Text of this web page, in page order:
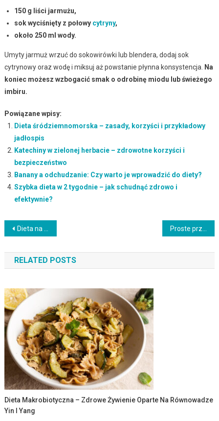
150 g liści jarmużu,
sok wyciśnięty z połowy cytryny,
około 250 ml wody.
Umyty jarmuż wrzuć do sokowirówki lub blendera, dodaj sok
cytrynowy oraz wodę i miksuj aż powstanie płynna konsystencja.
Na
koniec możesz wzbogacić smak o odrobinę miodu lub świeżego
imbiru.
Powiązane wpisy:
Dieta śródziemnomorska – zasady, korzyści i przykładowy
jadłospis
Katechiny w zielonej herbacie – zdrowotne korzyści i
bezpieczeństwo
Banany a odchudzanie: Czy warto je wprowadzić do diety?
Szybka dieta w 2 tygodnie – jak schudnąć zdrowo i
efektywnie?
Nawigacja
wpisu
Dieta na płaski brzuch – zasady, efekty i przykładowy jadłospis
RELATED POSTS
Dieta Makrobiotyczna – Zdrowe Żywienie Oparte Na Równowadze
Yin I Yang